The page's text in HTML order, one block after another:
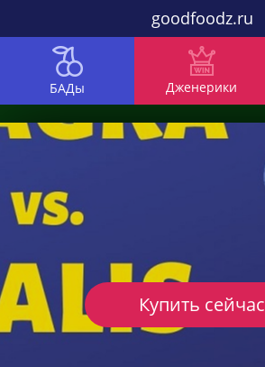
goodfoodz.ru
БАДы Дженерики
Купить сейчас